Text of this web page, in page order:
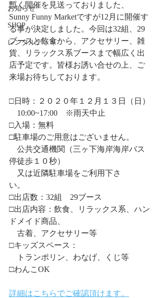
お知らせ
SHOP
レンタルデッキ
暫く開催を見送っておりました、
Sunny Funny Marketですが12月に開催す
る事が決定しました。今回は32組、29
ブースと飲食から、アクセサリー、雑
貨、リラックス系ブースまで幅広く出
店予定です。皆様お誘い合せの上、ご
来場お待ちしております。
□日時：２０２０年１２月１３日（日）
10:00~17:00　※雨天中止
□入場：無料
□駐車場のご用意はございません。
公共交通機関（三ヶ下海岸海岸バス
停徒歩１０秒）
又は近隣駐車場をご利用下さ
い。
□出店数：32組　29ブース
□出店内容：飲食、リラックス系、ハン
ドメイド商品、
古着、アクセサリー等
□キッズスペース：
トランポリン、わなげ、くじ等
□わんこOK
詳細はこちらでご確認頂けます。